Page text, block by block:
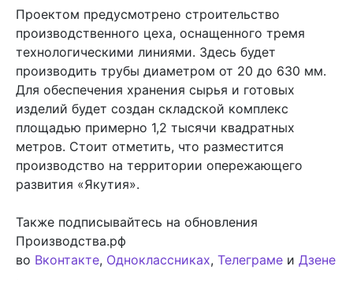
Проектом предусмотрено строительство
производственного цеха, оснащенного тремя
технологическими линиями. Здесь будет
производить трубы диаметром от 20 до 630 мм.
Для обеспечения хранения сырья и готовых
изделий будет создан складской комплекс
площадью примерно 1,2 тысячи квадратных
метров. Стоит отметить, что разместится
производство на территории опережающего
развития «Якутия».
Также подписывайтесь на обновления
Производства.рф
во Вконтакте, Одноклассниках, Телеграме и Дзене